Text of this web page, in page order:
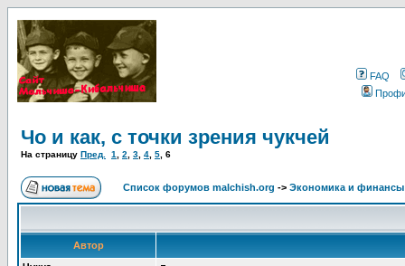
FAQ
Чо и как, с точки зрения чукчей
На страницу Пред. 1 2 3 4 5 6
Список форумов malchish.org -> Экономика и финансы
Автор